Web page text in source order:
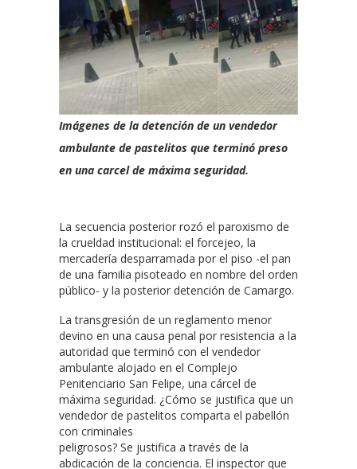
Imágenes de la detención de un vendedor
ambulante de pastelitos que terminó preso
en una carcel de máxima seguridad.
La secuencia posterior rozó el paroxismo de
la crueldad institucional: el forcejeo, la
mercadería desparramada por el piso -el pan
de una familia pisoteado en nombre del orden
público- y la posterior detención de Camargo.
La transgresión de un reglamento menor
devino en una causa penal por resistencia a la
autoridad que terminó con el vendedor
ambulante alojado en el Complejo
Penitenciario San Felipe, una cárcel de
máxima seguridad. ¿Cómo se justifica que un
vendedor de pastelitos comparta el pabellón
con criminales
peligrosos? Se justifica a través de la
abdicación de la conciencia. El inspector que